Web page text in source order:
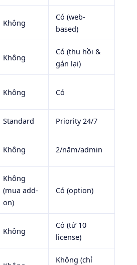
Không
Có (web-
based)
Không
Có (thu hồi &
gán lại)
Không Có
Standard Priority 24/7
Không 2/năm/admin
Không
(mua add-
on)
Có (option)
Không
Có (từ 10
license)
Không (chỉ